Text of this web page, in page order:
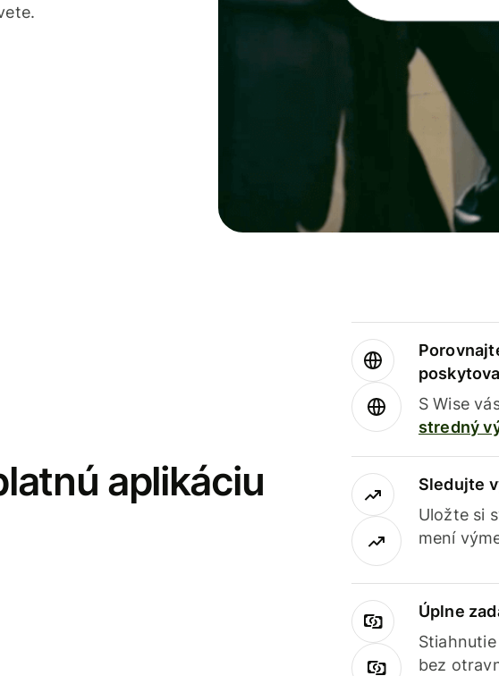
aplikáciu
S Wise
stredný
Sledujte
Uložte si
mení
Úplne
bez